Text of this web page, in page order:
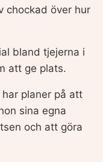
chockad över hur
bland tjejerna i
att ge plats.
planer på att
sina egna
och att göra